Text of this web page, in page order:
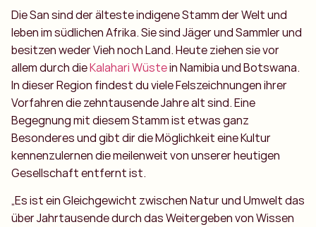
Die San sind der älteste indigene Stamm der Welt und
leben im südlichen Afrika. Sie sind Jäger und Sammler und
besitzen weder Vieh noch Land. Heute ziehen sie vor
allem durch dieKalahari Wüstein Namibia und Botswana.
In dieser Region findest du viele Felszeichnungen ihrer
Vorfahren die zehntausende Jahre alt sind. Eine
Begegnung mit diesem Stamm ist etwas ganz
Besonderes und gibt dir die Möglichkeit eine Kultur
kennenzulernen die meilenweit von unserer heutigen
Gesellschaft entfernt ist.
„Es ist ein Gleichgewicht zwischen Natur und Umwelt das
über Jahrtausende durch das Weitergeben von Wissen